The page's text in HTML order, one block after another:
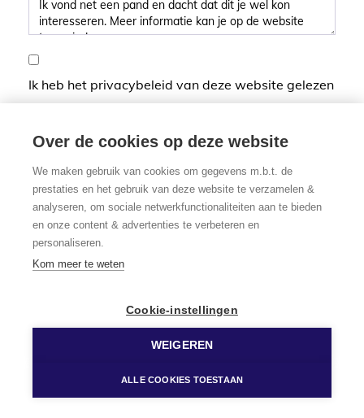
Ik heb het privacybeleid van deze website gelezen
*Verplicht in te vullen
Over de cookies op deze website
We maken gebruik van cookies om gegevens m.b.t. de
prestaties en het gebruik van deze website te verzamelen &
analyseren, om sociale netwerkfunctionaliteiten aan te bieden
en onze content & advertenties te verbeteren en
personaliseren.
Kom meer te weten
Cookie-instellingen
WEIGEREN
ALLE COOKIES TOESTAAN